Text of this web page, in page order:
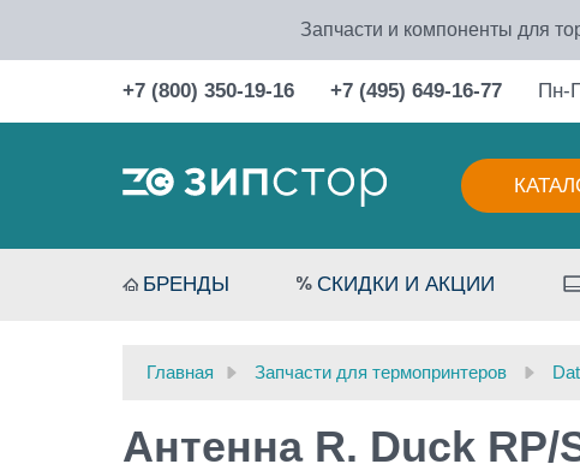
Запчасти и компоненты для
+7 (800) 350-19-16 +7 (495) 649-16-77 Пн-
БРЕНДЫ СКИДКИ И АКЦИИ
Главная Запчасти для термопринтеров
Антенна R. Duck RP/